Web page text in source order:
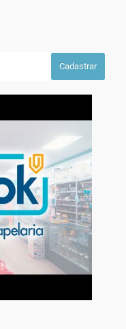
Cadastrar